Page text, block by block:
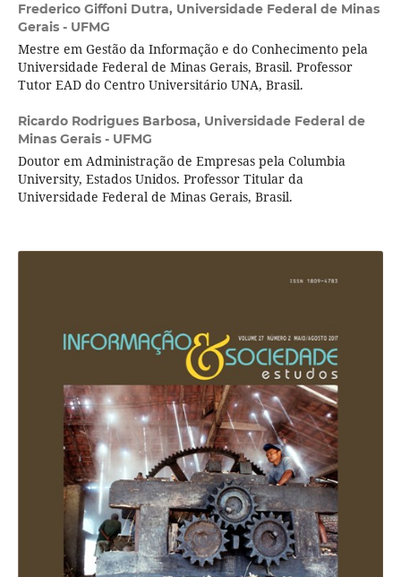
Frederico Giffoni Dutra, Universidade Federal de Minas
Gerais - UFMG
Mestre em Gestão da Informação e do Conhecimento pela
Universidade Federal de Minas Gerais, Brasil. Professor
Tutor EAD do Centro Universitário UNA, Brasil.
Ricardo Rodrigues Barbosa, Universidade Federal de
Minas Gerais - UFMG
Doutor em Administração de Empresas pela Columbia
University, Estados Unidos. Professor Titular da
Universidade Federal de Minas Gerais, Brasil.